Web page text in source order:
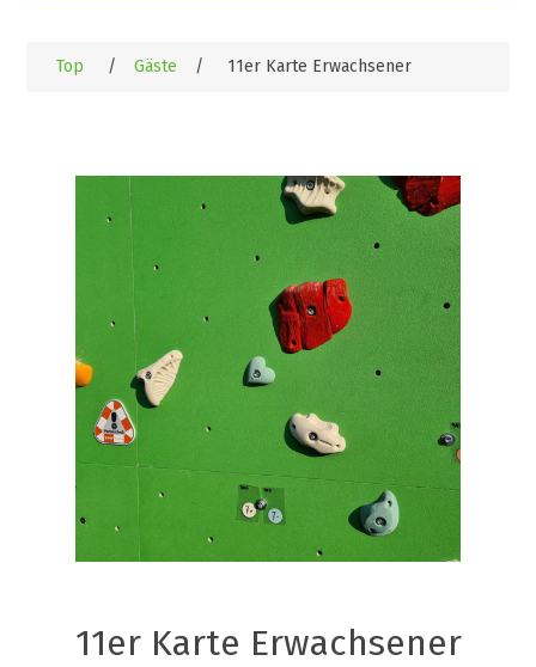
Top / Gäste / 11er Karte Erwachsener
11er Karte Erwachsener